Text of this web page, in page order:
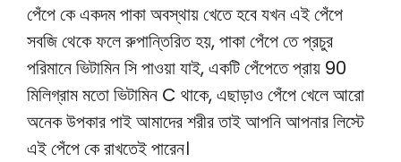
পেঁপে কে একদম পাকা অবস্থায় খেতে হবে যখন এই পেঁপে
সবজি থেকে ফলে রুপান্তিরিত হয়, পাকা পেঁপে তে প্রচুর
পরিমানে ভিটামিন সি পাওয়া যাই, একটি পেঁপেতে প্রায় 90
মিলিগ্রাম মতো ভিটামিন C থাকে, এছাড়াও পেঁপে খেলে আরো
অনেক উপকার পাই আমাদের শরীর তাই আপনি আপনার লিস্টে
এই পেঁপে কে রাখতেই পারেন।